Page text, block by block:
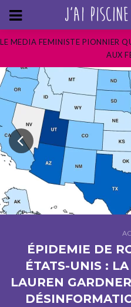
LE MEDIA FEMINISTE PIONNIER
AUX
ÉPIDEMIE DE
ÉTATS-UNIS :
LAUREN